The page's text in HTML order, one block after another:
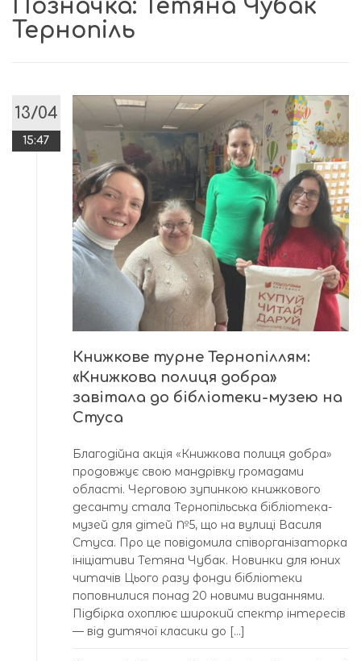
Позначка: Тетяна Чубак
Тернопіль
13/04
15:47
Книжкове турне Тернопіллям:
«Книжкова полиця добра»
завітала до бібліотеки-музею на
Стуса
Благодійна акція «Книжкова полиця добра»
продовжує свою мандрівку громадами
області. Черговою зупинкою книжкового
десанту стала Тернопільська бібліотека-
музей для дітей №5, що на вулиці Василя
Стуса. Про це повідомила співорганізаторка
ініціативи Тетяна Чубак. Новинки для юних
читачів Цього разу фонди бібліотеки
поповнилися понад 20 новими виданнями.
Підбірка охоплює широкий спектр інтересів
— від дитячої класики до […]